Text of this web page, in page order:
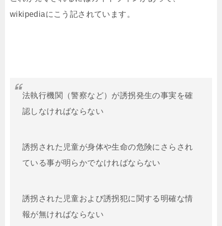
wikipediaにこう記されています。
法執行機関（警察など）が誘拐発生の事実を確
認しなければならない
誘拐された児童が身体や生命の危険にさらされ
ている事が明らかでなければならない
誘拐された児童および誘拐犯に関する明確な情
報が無ければならない